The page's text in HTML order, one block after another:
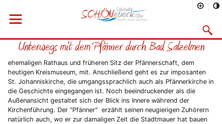
Menü öffnen
Vorheriges Bild
Startseite
Rathaus
Aktuelles 2012
Unterwegs mit dem Pfänner durch Bad Salzelmen
ehemaligen Rathaus und früheren Sitz der Pfännerschaft, dem
heutigen Kreismuseum, mit. Anschließend geht es zur imposanten
St. Johanniskirche, die umgangssprachlich auch als Pfännerkirche in
die Geschichte eingegangen ist. Noch beeindruckender als die
Außenansicht gestaltet sich der Blick ins Innere während der
Kirchenführung. Der "Pfänner" erzählt seinen neugierigen Zuhörern
natürlich auch, wo er zur damaligen Zeit die Stadtmauer hat bauen